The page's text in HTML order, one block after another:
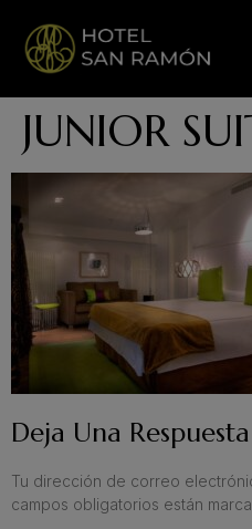
JUNIOR
Deja Una Respuesta
Tu dirección de correo
campos obligatorios están